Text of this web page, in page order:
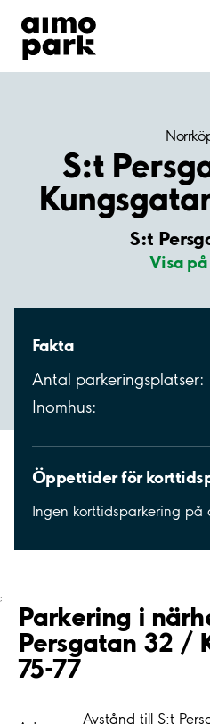
Hitta parkering
Samarbete
Kundservice
S:t
S:t
Visa
Fakta
Antal parkeringsplatser:
Inomhus:
Öppettider för
Ingen korttidsparkering
;
Parkering i
Persgatan 32 /
75-77
Avstånd till S:t